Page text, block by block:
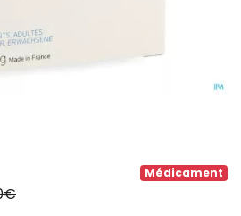
Médicament